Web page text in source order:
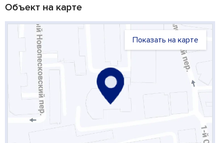
Объект на карте
Показать на карте